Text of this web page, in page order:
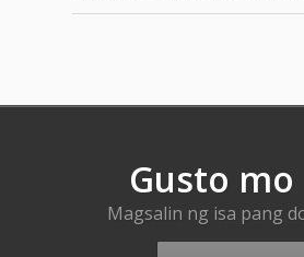
Gusto mo
Magsalin ng isa pang